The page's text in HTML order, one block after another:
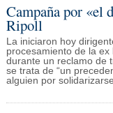
Campaña por «el
Ripoll
La iniciaron hoy
procesamiento de la
durante un reclamo de
se trata de “un
alguien por